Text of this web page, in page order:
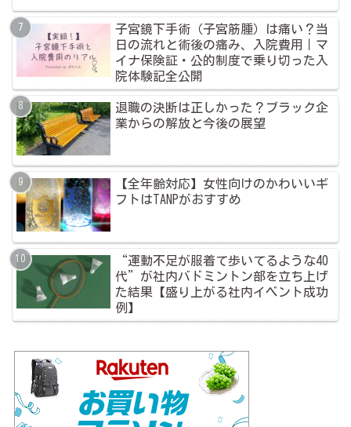
子宮鏡下手術（子宮筋腫）は痛い？当
日の流れと術後の痛み、入院費用｜マ
イナ保険証・公的制度で乗り切った入
院体験記全公開
退職の決断は正しかった？ブラック企
業からの解放と今後の展望
【全年齢対応】女性向けのかわいいギ
フトはTANPがおすすめ
“運動不足が服着て歩いてるような40
代”が社内バドミントン部を立ち上げ
た結果【盛り上がる社内イベント成功
例】